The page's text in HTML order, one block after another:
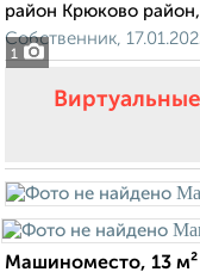
1
район Крюково
Собственник,
Машиноместо, 13 м²